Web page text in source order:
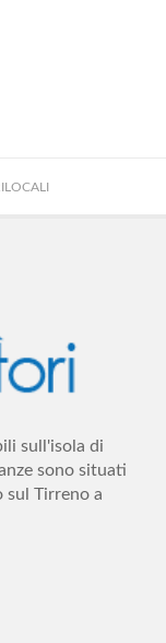
sull'isola di
sono situati
sul Tirreno a